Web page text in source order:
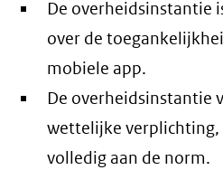
De overheidsinstantie
over de
mobiele app.
De overheidsinstantie
wettelijke
volledig aan de norm.